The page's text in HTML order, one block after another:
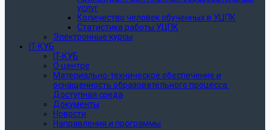
услуг
Количество человек обученных в УЦПК
Статистика работы УЦПК
Электронные курсы
IT-КУБ
IT-КУБ
О центре
Материально-техническое обеспечение и
оснащенность образовательного процесса.
Доступная среда
Документы
Новости
Направления и программы